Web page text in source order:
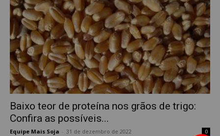
Baixo teor de proteína nos grãos de trigo:
Confira as possíveis...
Equipe Mais Soja 31 de dezembro de 2022 0